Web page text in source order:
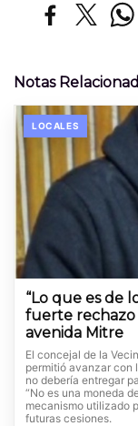
Notas
LOCALES
“Lo que es de
fuerte rechazo
avenida Mitre
El concejal de la
permitió avanzar con
no debería entregar
“No es una moneda
mecanismo utilizado
futuras cesiones.